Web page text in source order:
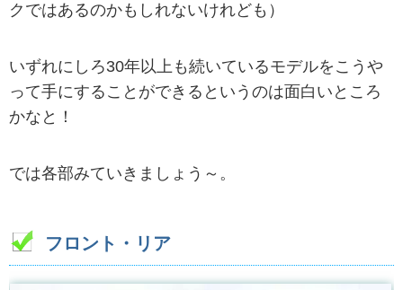
クではあるのかもしれないけれども）
いずれにしろ30年以上も続いているモデルをこうや
って手にすることができるというのは面白いところ
かなと！
では各部みていきましょう～。
フロント・リア